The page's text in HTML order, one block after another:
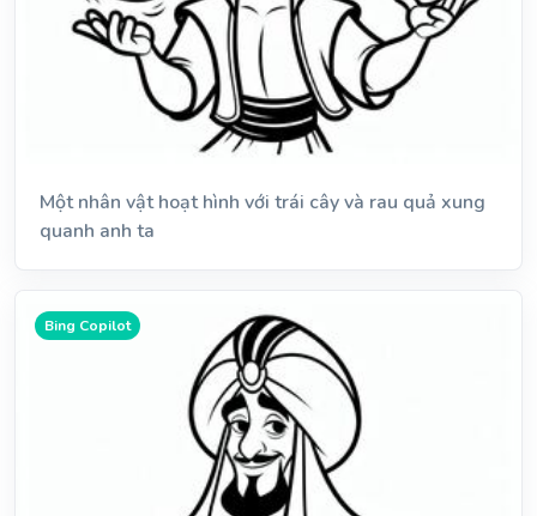
Một nhân vật hoạt hình với trái cây và rau quả xung
quanh anh ta
Bing Copilot